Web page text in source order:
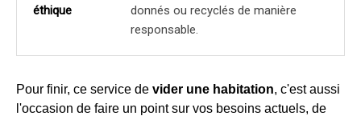
éthique
donnés ou recyclés de manière
responsable.
Pour finir, ce service de vider une habitation, c'est aussi
l'occasion de faire un point sur vos besoins actuels, de